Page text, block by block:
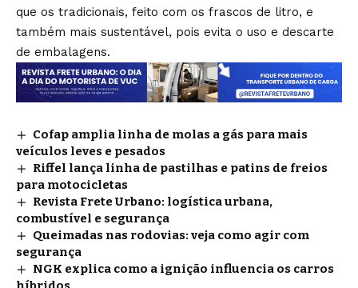
que os tradicionais, feito com os frascos de litro, e
também mais sustentável, pois evita o uso e descarte
de embalagens.
Cofap amplia linha de molas a gás para mais
veículos leves e pesados
Riffel lança linha de pastilhas e patins de freios
para motocicletas
Revista Frete Urbano: logística urbana,
combustível e segurança
Queimadas nas rodovias: veja como agir com
segurança
NGK explica como a ignição influencia os carros